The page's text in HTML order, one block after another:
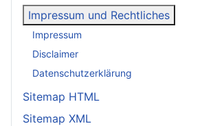
Impressum und Rechtliches
Impressum
Disclaimer
Datenschutzerklärung
Sitemap HTML
Sitemap XML